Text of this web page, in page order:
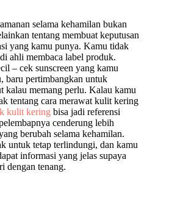
selama kehamilan bukan
tentang membuat keputusan
yang kamu punya. Kamu tidak
ahli membaca label produk.
– cek sunscreen yang kamu
baru pertimbangkan untuk
kalau memang perlu. Kalau kamu
tentang cara merawat kulit kering
kulit kering bisa jadi referensi
cenderung lebih
berubah selama kehamilan.
untuk tetap terlindungi, dan kamu
informasi yang jelas supaya
dengan tenang.